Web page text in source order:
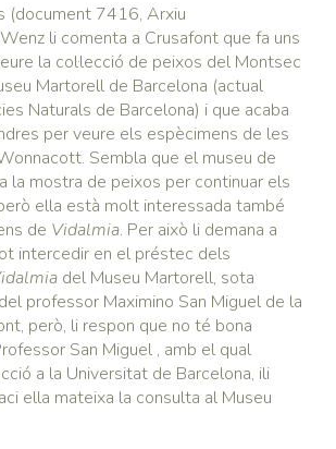
(document 7416, Arxiu
li comenta a Crusafont que fa uns
la col·lecció de peixos del Montsec
Martorell de Barcelona (actual
Naturals de Barcelona) i que acaba
per veure els espècimens de les
Sembla que el museu de
la mostra de peixos per continuar els
ella està molt interessada també
de Vidalmia. Per això li demana a
intercedir en el préstec dels
del Museu Martorell, sota
professor Maximino San Miguel de la
però, li respon que no té bona
San Miguel , amb el qual
a la Universitat de Barcelona, ili
ella mateixa la consulta al Museu